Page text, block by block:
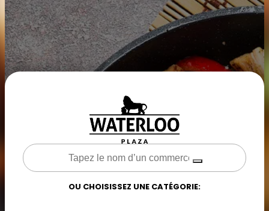
DANS VOTRE ASSIETTE
UN PETIT CREUX ?
Choisissez selon vos envies en parcourant
les menus de vos restaurants favoris !
OU CHOISISSEZ UNE CATÉGORIE: